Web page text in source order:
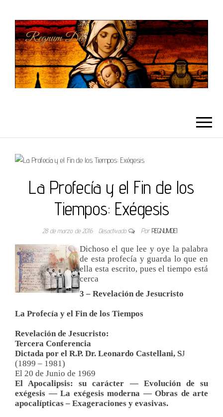
La Profecía y el Fin de los
Tiempos: Exégesis
28 de marzo de 2016 Desactivado Por REGNUMDEI
Dichoso el que lee y oye la palabra
de esta profecía y guarda lo que en
ella esta escrito, pues el tiempo está
cerca
3 – Revelación de Jesucristo
La Profecía y el Fin de los Tiempos
Revelación de Jesucristo:
Tercera Conferencia
Dictada por el R.P. Dr. Leonardo Castellani, SJ
(1899 – 1981)
El 20 de Junio de 1969
El Apocalipsis: su carácter — Evolución de su
exégesis — La exégesis moderna — Obras de arte
apocalípticas – Exageraciones y evasivas.